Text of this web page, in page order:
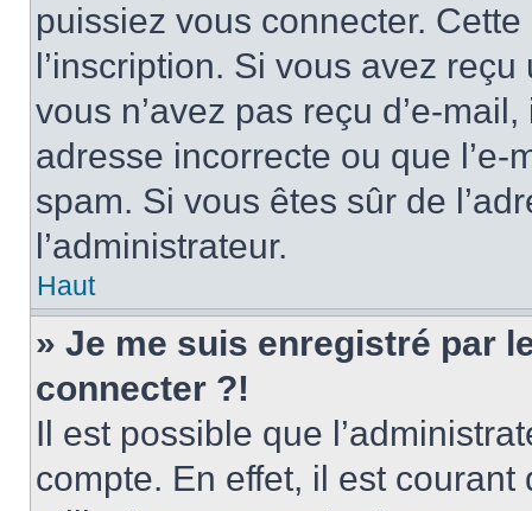
puissiez vous connecter.
l’inscription. Si vous avez
vous n’avez pas reçu d’e-
adresse incorrecte ou que
spam. Si vous êtes sûr de
l’administrateur.
Haut
» Je me suis enregistré par
connecter ?!
Il est possible que
compte. En effet, il est